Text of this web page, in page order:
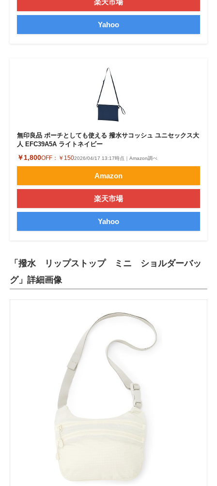
楽天市場
Yahoo
無印良品 ポーチとしても使える 撥水サコッシュ ユニセックス大
人 EFC39A5A ライトネイビー
￥1,800OFF： ￥1502026/04/17 13:17時点｜Amazon調べ
Amazon
楽天市場
Yahoo
「撥水 リップストップ ミニ ショルダーバッ
グ」詳細画像